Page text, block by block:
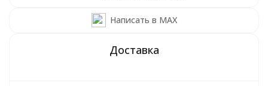
Написать в MAX